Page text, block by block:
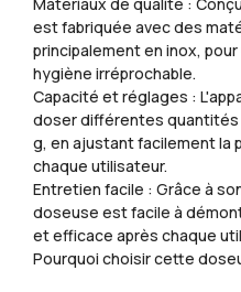
est fabriquée avec des
principalement en inox,
hygiène irréprochable.
Capacité et réglages :
doser différentes quantités
g, en ajustant facilement la
chaque utilisateur.
Entretien facile : Grâce à
doseuse est facile à
et efficace après chaque
Pourquoi choisir cette